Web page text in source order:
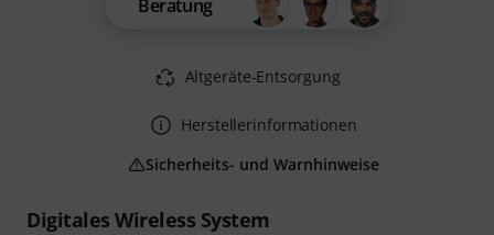
Digitales Wireless System
Beratung
Altgeräte-Entsorgung
Herstellerinformationen
Sicherheits- und Warnhinweise